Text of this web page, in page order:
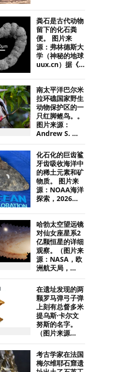
粪石是古代动物
留下的化石粪
便。 图片来
源：弗林德斯大
学（神秘的地球
uux.cn）据《...
南太平洋巴尔米
拉环礁国家野生
动物保护区的一
只红脚鲣鸟。。
图片来源：
Andrew S. ...
化石化的巨齿鲨
牙齿吸收海洋中
的稀土元素和矿
物质。 图片来
源：NOAA海洋
探索，2026...
哈勃太空望远镜
对仙女座星系2
亿颗恒星的详细
观察。（图片来
源：NASA，欧
洲航天局，...
在遗址发现的两
颗罗马弹弓子弹
上刻有总督多米
提乌斯·卡尔文
努斯的名字。
（图片来源...
考古学家在法国
梅尔维耶石窟遗